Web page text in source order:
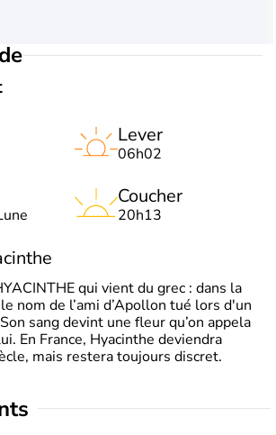
Lever
06h02
Coucher
20h13
qui vient du grec : dans la
nom de l’ami d’Apollon tué lors d'un
sang devint une fleur qu’on appela
En France, Hyacinthe deviendra
mais restera toujours discret.